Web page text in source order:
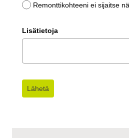
Remonttikohteeni ei sijaitse
Lisätietoja
Lähetä